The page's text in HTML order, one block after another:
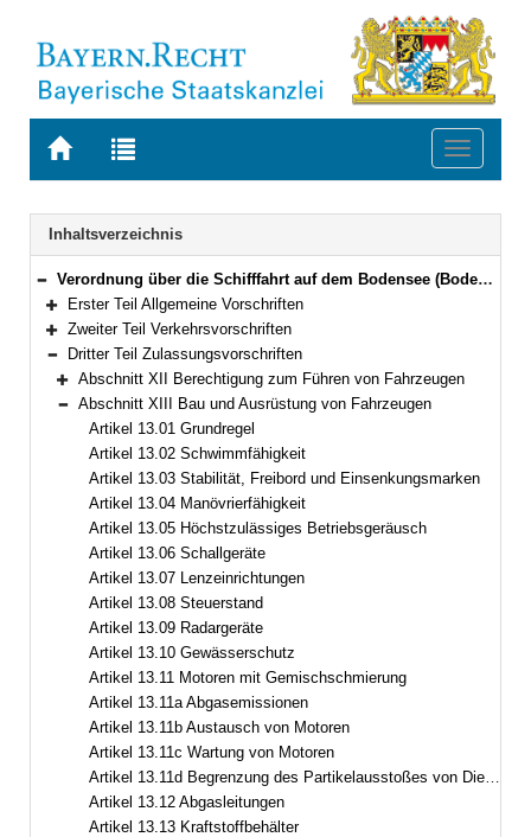
Zur
BAYERN.RECHT
Zur
letzten
Suche
Toggle
Navigation
Inhaltsverzeichnis
Bereich reduzieren
Verordnung über die Schifffahrt auf dem Bodensee (Bodensee-Schifffahrts-Ordnung – BSO) Vom 20. März 1976 (GVBl. S. 55)
Bereich erweitern
Erster Teil Allgemeine Vorschriften
Bereich erweitern
Zweiter Teil Verkehrsvorschriften
Bereich reduzieren
Dritter Teil Zulassungsvorschriften
Bereich erweitern
Abschnitt XII Berechtigung zum Führen von Fahrzeugen
Bereich reduzieren
Abschnitt XIII Bau und Ausrüstung von Fahrzeugen
Artikel 13.01 Grundregel
Artikel 13.02 Schwimmfähigkeit
Artikel 13.03 Stabilität, Freibord und Einsenkungsmarken
Artikel 13.04 Manövrierfähigkeit
Artikel 13.05 Höchstzulässiges Betriebsgeräusch
Artikel 13.06 Schallgeräte
Artikel 13.07 Lenzeinrichtungen
Artikel 13.08 Steuerstand
Artikel 13.09 Radargeräte
Artikel 13.10 Gewässerschutz
Artikel 13.11 Motoren mit Gemischschmierung
Artikel 13.11a Abgasemissionen
Artikel 13.11b Austausch von Motoren
Artikel 13.11c Wartung von Motoren
Artikel 13.11d Begrenzung des Partikelausstoßes von Dieselmotoren
Artikel 13.12 Abgasleitungen
Artikel 13.13 Kraftstoffbehälter